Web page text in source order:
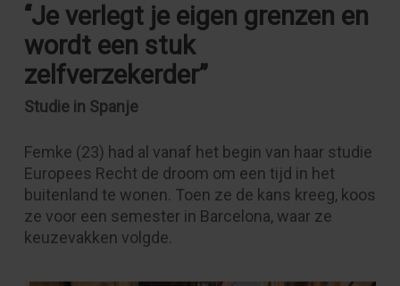
‘‘Je verlegt je eigen grenzen en
wordt een stuk
zelfverzekerder’’
Studie in Spanje
Femke (23) had al vanaf het begin van haar studie
Europees Recht de droom om een tijd in het
buitenland te wonen. Toen ze de kans kreeg, koos
ze voor een semester in Barcelona, waar ze
keuzevakken volgde.